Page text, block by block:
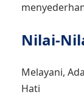
Nilai-
Melayani,
Hati